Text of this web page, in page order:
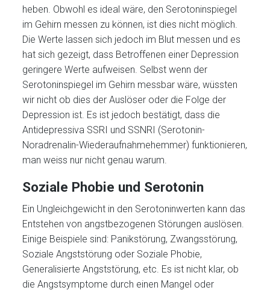
heben. Obwohl es ideal wäre, den Serotoninspiegel
im Gehirn messen zu können, ist dies nicht möglich.
Die Werte lassen sich jedoch im Blut messen und es
hat sich gezeigt, dass Betroffenen einer Depression
geringere Werte aufweisen. Selbst wenn der
Serotoninspiegel im Gehirn messbar wäre, wüssten
wir nicht ob dies der Auslöser oder die Folge der
Depression ist. Es ist jedoch bestätigt, dass die
Antidepressiva SSRI und SSNRI (Serotonin-
Noradrenalin-Wiederaufnahmehemmer) funktionieren,
man weiss nur nicht genau warum.
Soziale Phobie und Serotonin
Ein Ungleichgewicht in den Serotoninwerten kann das
Entstehen von angstbezogenen Störungen auslösen.
Einige Beispiele sind: Panikstörung, Zwangsstörung,
Soziale Angststörung oder Soziale Phobie,
Generalisierte Angststörung, etc. Es ist nicht klar, ob
die Angstsymptome durch einen Mangel oder